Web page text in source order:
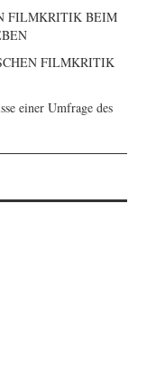
FILMKRITIK BEIM
FILMKRITIK
einer Umfrage des